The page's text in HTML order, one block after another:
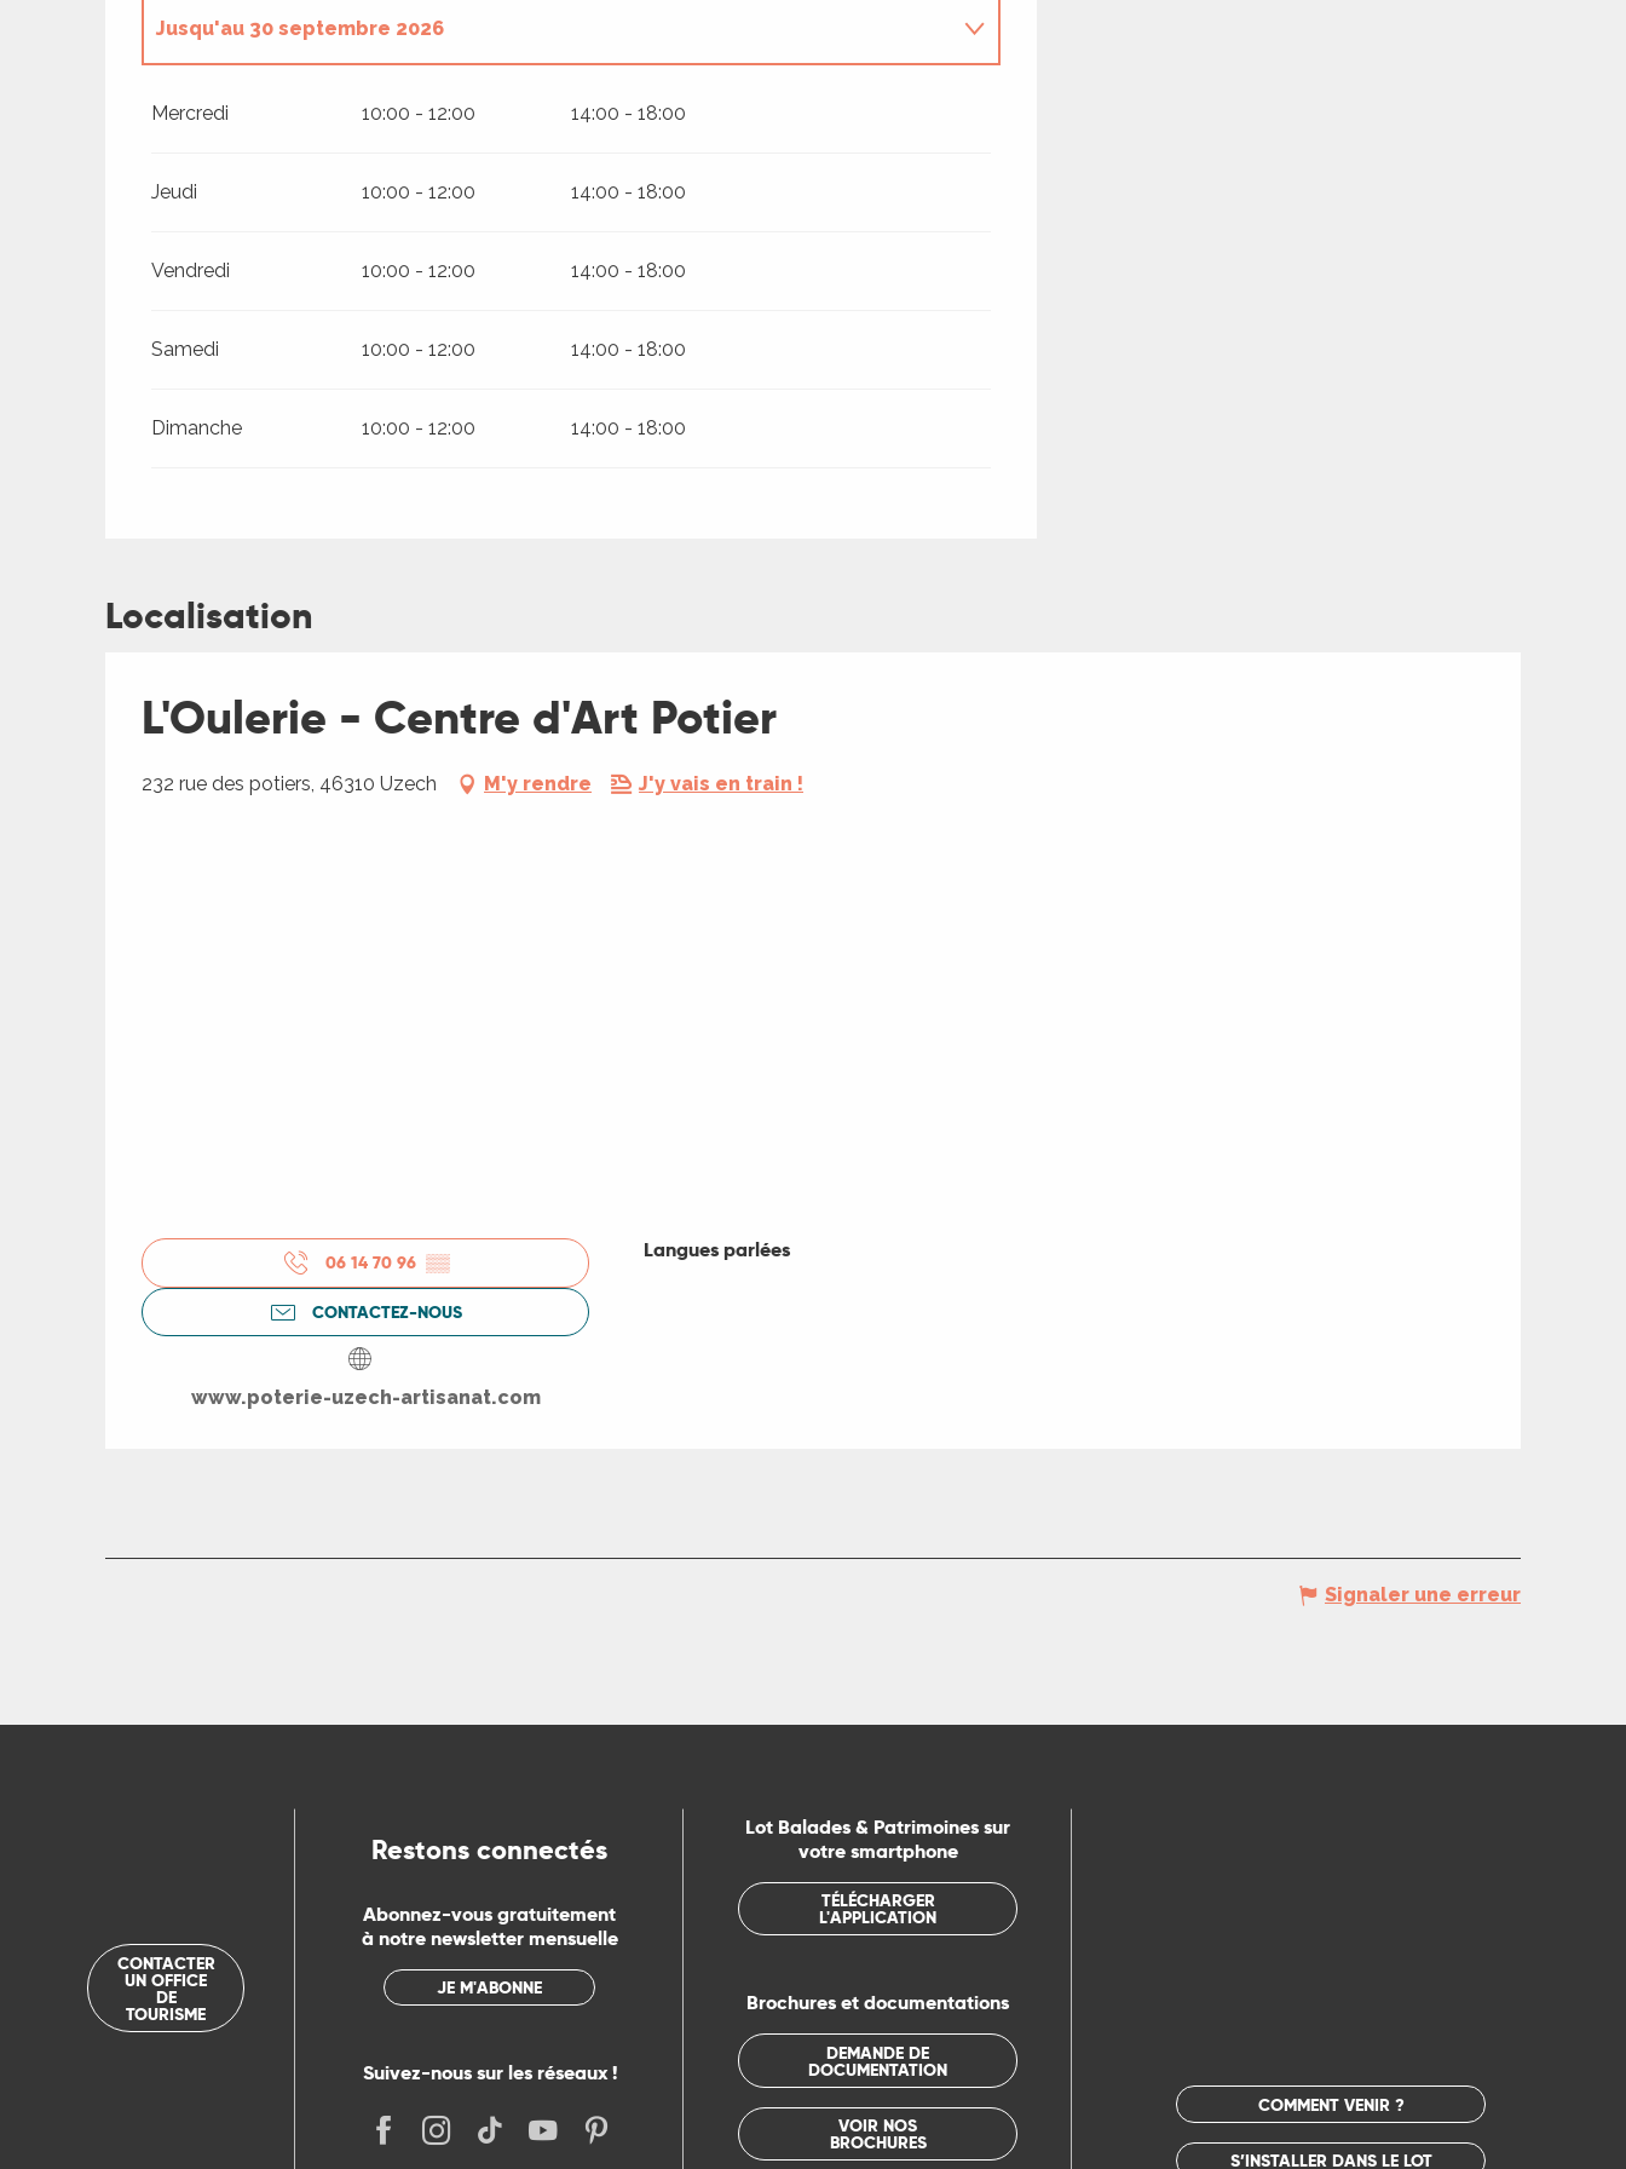
Jusqu'au 30 septembre 2026
Mercredi 10:00 - 12:00 14:00 - 18:00
Jeudi 10:00 - 12:00 14:00 - 18:00
Vendredi 10:00 - 12:00 14:00 - 18:00
Samedi 10:00 - 12:00 14:00 - 18:00
Dimanche 10:00 - 12:00 14:00 - 18:00
Localisation
L'Oulerie - Centre d'Art Potier
232 rue des potiers, 46310 Uzech M'y rendre J'y vais en train !
06 14 70 96 ▒▒
CONTACTEZ-NOUS
www.poterie-uzech-artisanat.com
Langues parlées
Langues parlées
Signaler une erreur
CONTACTER
UN OFFICE
DE
TOURISME
Restons connectés
Abonnez-vous gratuitement
à notre newsletter mensuelle
JE M'ABONNE
Suivez-nous sur les réseaux !
Lot Balades & Patrimoines sur
votre smartphone
TÉLÉCHARGER
L'APPLICATION
Brochures et documentations
DEMANDE DE
DOCUMENTATION
VOIR NOS
BROCHURES
COMMENT VENIR ?
S’INSTALLER DANS LE LOT